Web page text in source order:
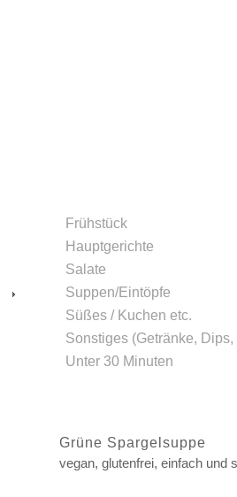
Frühstück
Hauptgerichte
Salate
Suppen/Eintöpfe
Süßes / Kuchen etc.
Sonstiges (Getränke, Dips,
Unter 30 Minuten
Grüne Spargelsuppe
vegan, glutenfrei, einfach und